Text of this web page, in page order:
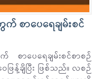
စာပေရေချမ်းစင်
ာပေရေချမ်းစင်စာစဉ်
န့်ချိပြီး ဖြစ်သည်။ လစဉ်